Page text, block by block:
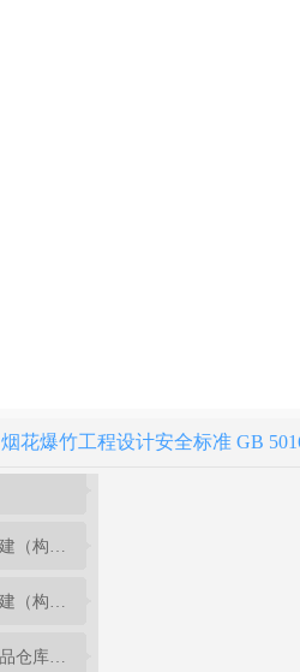
烟花爆竹工程设计安全标准 GB
8.2 危险品生产区危险性建（构）筑物的结构选型和构造